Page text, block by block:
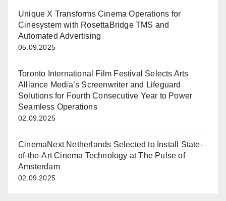
Unique X Transforms Cinema Operations for
Cinesystem with RosettaBridge TMS and
Automated Advertising
05.09.2025
Toronto International Film Festival Selects Arts
Alliance Media’s Screenwriter and Lifeguard
Solutions for Fourth Consecutive Year to Power
Seamless Operations
02.09.2025
CinemaNext Netherlands Selected to Install State-
of-the-Art Cinema Technology at The Pulse of
Amsterdam
02.09.2025